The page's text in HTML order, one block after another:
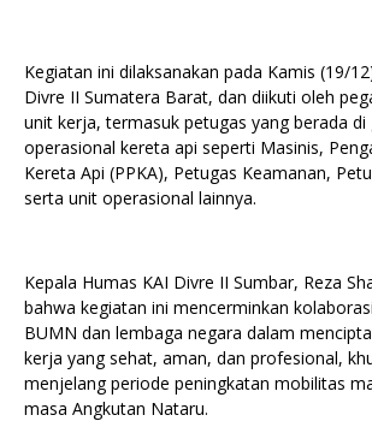
Kegiatan ini dilaksanakan pada Kamis (19/
Divre II Sumatera Barat, dan diikuti oleh
unit kerja, termasuk petugas yang berada di
operasional kereta api seperti Masinis,
Kereta Api (PPKA), Petugas Keamanan,
serta unit operasional lainnya.
Kepala Humas KAI Divre II Sumbar, Reza
bahwa kegiatan ini mencerminkan
BUMN dan lembaga negara dalam
kerja yang sehat, aman, dan profesional,
menjelang periode peningkatan mobilitas
masa Angkutan Nataru.